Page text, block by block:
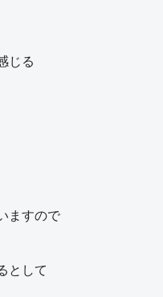
じる
ますので
として